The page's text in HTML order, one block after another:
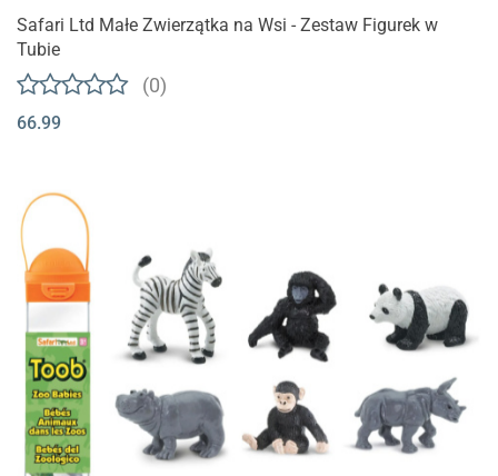
Safari Ltd Małe Zwierzątka na Wsi - Zestaw Figurek w
Tubie
(0)
66.99